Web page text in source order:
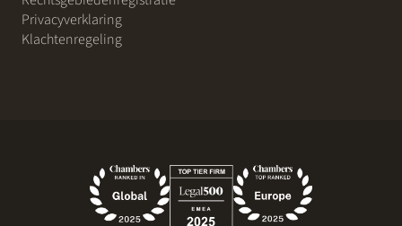
Privacyverklaring
Klachtenregeling